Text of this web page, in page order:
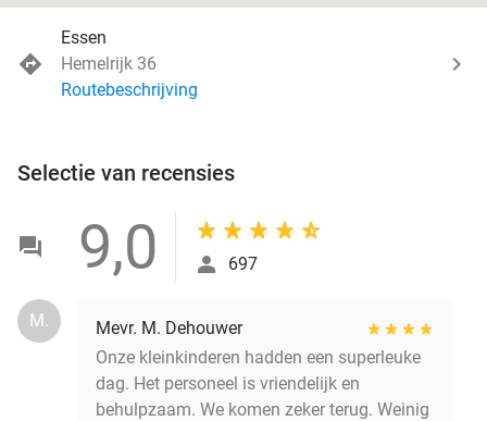
Essen
Hemelrijk 36
Routebeschrijving
Selectie van recensies
9,0 697
M.
Mevr. M. Dehouwer
Onze kleinkinderen hadden een superleuke
dag. Het personeel is vriendelijk en
behulpzaam. We komen zeker terug. Weinig